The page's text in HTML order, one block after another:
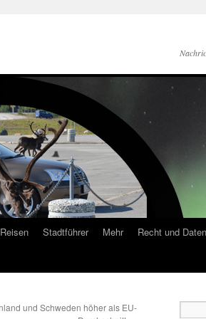
Reisen Stadtführer Mehr Recht und Daten
und Schweden höher als EU-